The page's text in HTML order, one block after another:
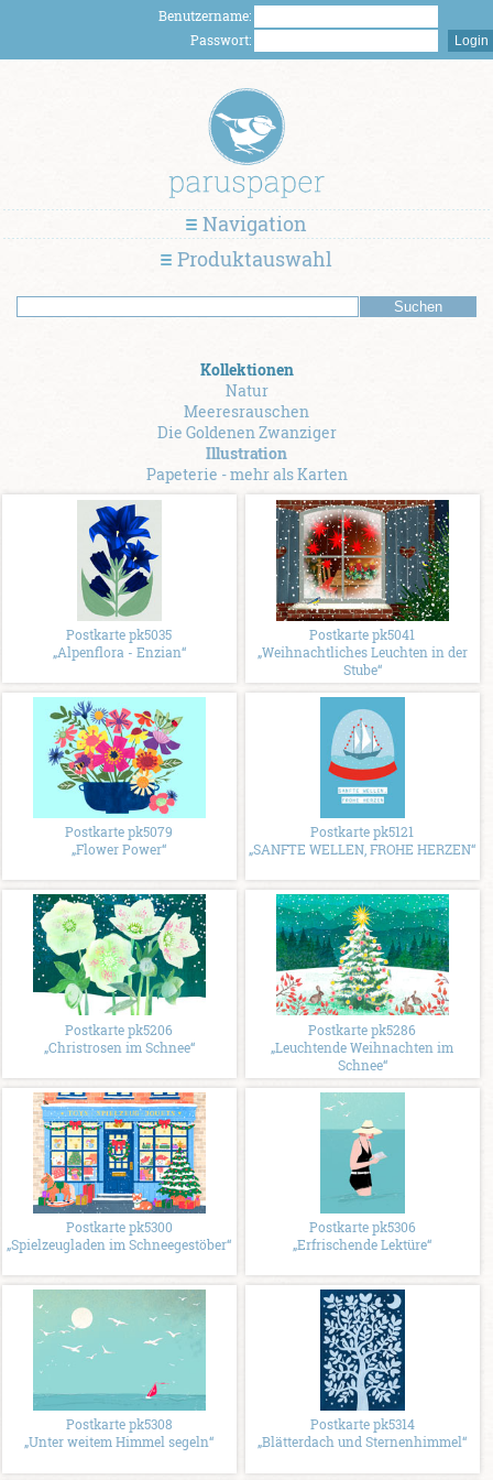
Benutzername:
Passwort:
Navigation
Produktauswahl
Kollektionen
Natur
Meeresrauschen
Die Goldenen Zwanziger
Illustration
Papeterie - mehr als Karten
Postkarte pk5035
„Alpenflora - Enzian“
Postkarte pk5041
„Weihnachtliches Leuchten in der
Stube“
Postkarte pk5079
„Flower Power“
Postkarte pk5121
„SANFTE WELLEN, FROHE HERZEN“
Postkarte pk5206
„Christrosen im Schnee“
Postkarte pk5286
„Leuchtende Weihnachten im
Schnee“
Postkarte pk5300
„Spielzeugladen im Schneegestöber“
Postkarte pk5306
„Erfrischende Lektüre“
Postkarte pk5308
„Unter weitem Himmel segeln“
Postkarte pk5314
„Blätterdach und Sternenhimmel“